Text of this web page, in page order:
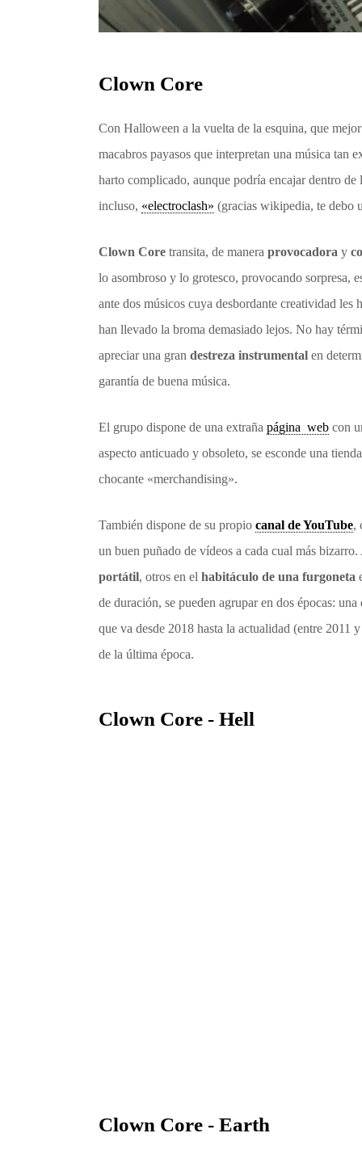
Clown Core
Con Halloween a la vuelta de la esquina, que
macabros payasos que interpretan una música tan
harto complicado, aunque podría encajar dentro de
incluso, «electroclash» (gracias wikipedia, te debo
Clown Core transita, de manera provocadora y
lo asombroso y lo grotesco, provocando sorpresa,
ante dos músicos cuya desbordante creatividad
han llevado la broma demasiado lejos. No hay
apreciar una gran destreza instrumental en
garantía de buena música.
El grupo dispone de una extraña página web con
aspecto anticuado y obsoleto, se esconde una
chocante «merchandising».
También dispone de su propio canal de YouTube,
un buen puñado de vídeos a cada cual más
portátil, otros en el habitáculo de una furgoneta
de duración, se pueden agrupar en dos épocas:
que va desde 2018 hasta la actualidad (entre 2011
de la última época.
Clown Core - Hell
Clown Core - Earth